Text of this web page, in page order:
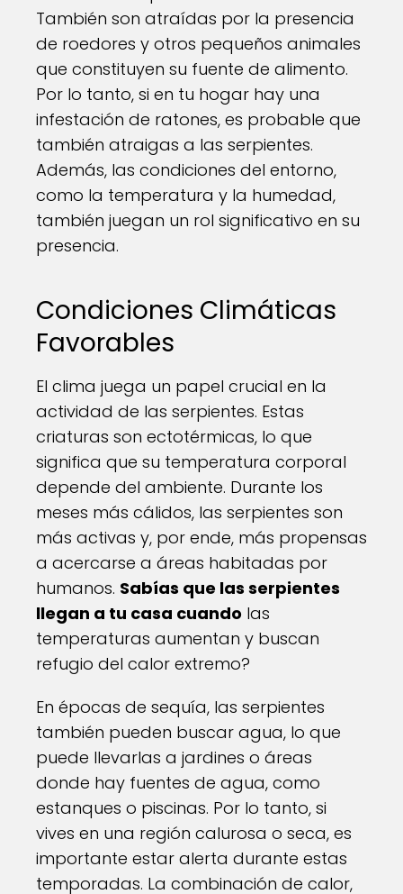
También son atraídas por la presencia
de roedores y otros pequeños animales
que constituyen su fuente de alimento.
Por lo tanto, si en tu hogar hay una
infestación de ratones, es probable que
también atraigas a las serpientes.
Además, las condiciones del entorno,
como la temperatura y la humedad,
también juegan un rol significativo en su
presencia.
Condiciones Climáticas
Favorables
El clima juega un papel crucial en la
actividad de las serpientes. Estas
criaturas son ectotérmicas, lo que
significa que su temperatura corporal
depende del ambiente. Durante los
meses más cálidos, las serpientes son
más activas y, por ende, más propensas
a acercarse a áreas habitadas por
humanos. Sabías que las serpientes
llegan a tu casa cuando las
temperaturas aumentan y buscan
refugio del calor extremo?
En épocas de sequía, las serpientes
también pueden buscar agua, lo que
puede llevarlas a jardines o áreas
donde hay fuentes de agua, como
estanques o piscinas. Por lo tanto, si
vives en una región calurosa o seca, es
importante estar alerta durante estas
temporadas. La combinación de calor,